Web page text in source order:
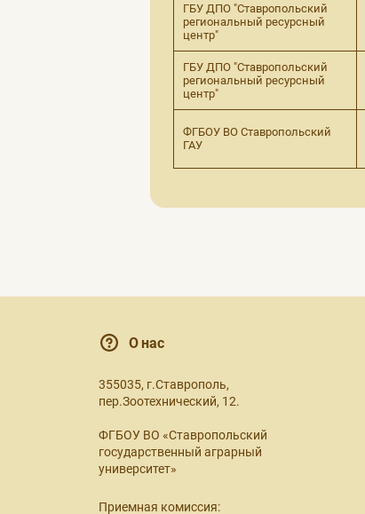
ГБУ ДПО "Ставропольский
региональный ресурсный
центр"
ГБУ ДПО "Ставропольский
региональный ресурсный
центр"
ФГБОУ ВО Ставропольский
ГАУ
О нас
355035, г.Ставрополь,
пер.Зоотехнический, 12.
ФГБОУ ВО «Ставропольский
государственный аграрный
университет»
Приемная комиссия: